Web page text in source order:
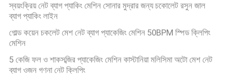
স্বয়ংক্রিয় নেট ব্যাগ প্যাকিং মেশিন সোনার মুদ্রার জন্য চকোলেট রসুন জাল
ব্যাগ প্যাকিং লাইন
গোল্ড কয়েন চকলেট মেশ নেট ব্যাগ প্যাকেজিং মেশিন 50BPM স্পিড ক্লিপিং
মেশিন
5 কেজি ফল ও শাকসব্জির প্যাকেজিং মেশিন কাস্টানিয়া মলিসিমা অটো মেশ নেট
ব্যাগ ওজন গণনা নেট ক্লিপিং